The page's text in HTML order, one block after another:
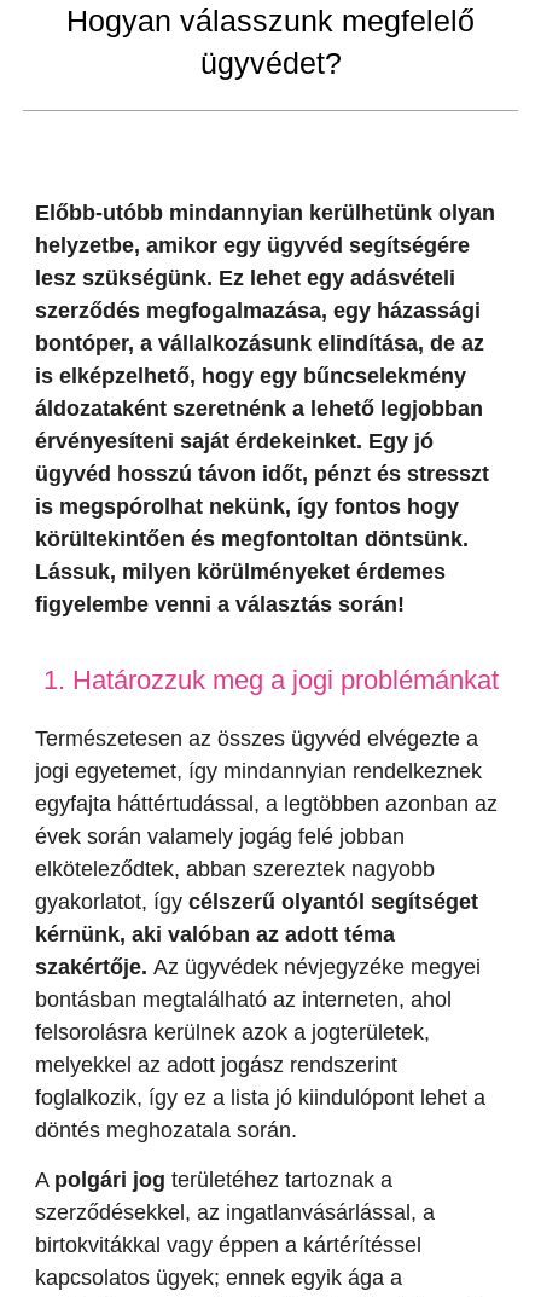
Hogyan válasszunk megfelelő
ügyvédet?
Előbb-utóbb mindannyian kerülhetünk olyan
helyzetbe, amikor egy ügyvéd segítségére
lesz szükségünk. Ez lehet egy adásvételi
szerződés megfogalmazása, egy házassági
bontóper, a vállalkozásunk elindítása, de az
is elképzelhető, hogy egy bűncselekmény
áldozataként szeretnénk a lehető legjobban
érvényesíteni saját érdekeinket. Egy jó
ügyvéd hosszú távon időt, pénzt és stresszt
is megspórolhat nekünk, így fontos hogy
körültekintően és megfontoltan döntsünk.
Lássuk, milyen körülményeket érdemes
figyelembe venni a választás során!
1. Határozzuk meg a jogi problémánkat
Természetesen az összes ügyvéd elvégezte a
jogi egyetemet, így mindannyian rendelkeznek
egyfajta háttértudással, a legtöbben azonban az
évek során valamely jogág felé jobban
elköteleződtek, abban szereztek nagyobb
gyakorlatot, így célszerű olyantól segítséget
kérnünk, aki valóban az adott téma
szakértője. Az ügyvédek névjegyzéke megyei
bontásban megtalálható az interneten, ahol
felsorolásra kerülnek azok a jogterületek,
melyekkel az adott jogász rendszerint
foglalkozik, így ez a lista jó kiindulópont lehet a
döntés meghozatala során.
A polgári jog területéhez tartoznak a
szerződésekkel, az ingatlanvásárlással, a
birtokvitákkal vagy éppen a kártérítéssel
kapcsolatos ügyek; ennek egyik ága a